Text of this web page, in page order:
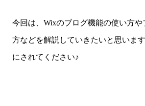
今回は、Wixのブログ機能の使い方や
方などを解説していきたいと思いま
にされてください♪